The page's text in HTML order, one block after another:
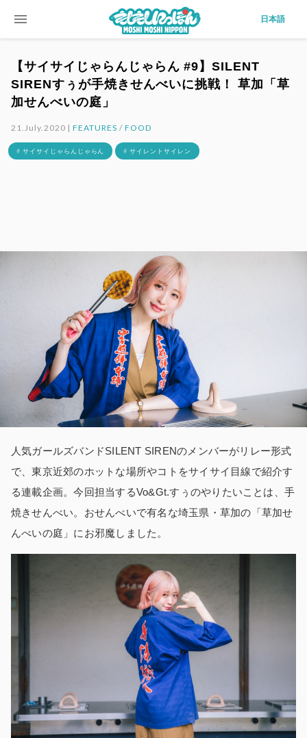
menu 日本語
【サイサイじゃらんじゃらん #9】SILENT
SIRENすぅが手焼きせんべいに挑戦！ 草加「草
加せんべいの庭」
21.July.2020 |FEATURES / FOOD
# サイサイじゃらんじゃらん # サイレントサイレン
人気ガールズバンドSILENT SIRENのメンバーがリレー形式
で、東京近郊のホットな場所やコトをサイサイ目線で紹介す
る連載企画。今回担当するVo&Gt.すぅのやりたいことは、手
焼きせんべい。おせんべいで有名な埼玉県・草加の「草加せ
んべいの庭」にお邪魔しました。